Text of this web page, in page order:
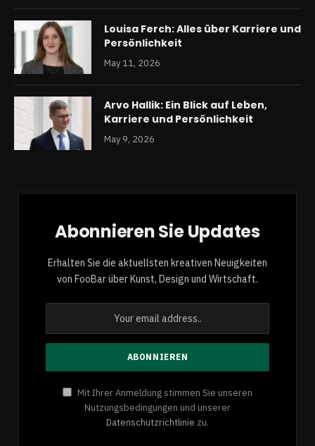
Louisa Ferch: Alles über Karriere und
Persönlichkeit
May 11, 2026
Arvo Hallik: Ein Blick auf Leben,
Karriere und Persönlichkeit
May 9, 2026
Abonnieren Sie Updates
Erhalten Sie die aktuellsten kreativen Neuigkeiten
von FooBar über Kunst, Design und Wirtschaft.
Mit Ihrer Anmeldung stimmen Sie unseren
Nutzungsbedingungen und unserer
Datenschutzrichtlinie zu.